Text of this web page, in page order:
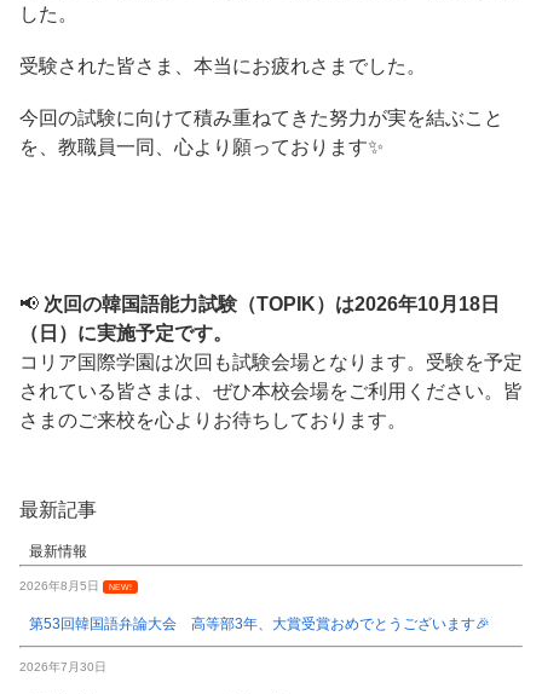
した。
受験された皆さま、本当にお疲れさまでした。
今回の試験に向けて積み重ねてきた努力が実を結ぶこと
を、教職員一同、心より願っております✨
📢 次回の韓国語能力試験（TOPIK）は2026年10月18日
（日）に実施予定です。
コリア国際学園は次回も試験会場となります。受験を予定
されている皆さまは、ぜひ本校会場をご利用ください。皆
さまのご来校を心よりお待ちしております。
最新記事
最新情報
2026年8月5日 NEW!
第53回韓国語弁論大会 高等部3年、大賞受賞おめでとうございます🎉
2026年7月30日